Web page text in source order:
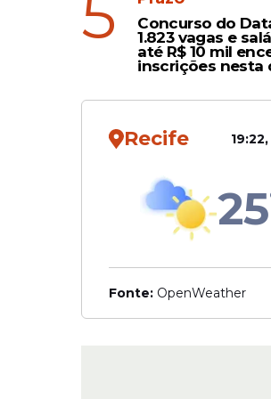
me
5
Concurso do
1.823 vagas e
até R$ 10 mil
inscrições nesta
Recife
25
Fonte: OpenWeather